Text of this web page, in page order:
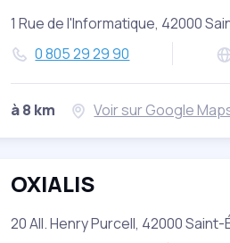
1 Rue de l'Informatique, 42000
0 805 29 29 90
à 8 km Voir sur Google
OXIALIS
20 All. Henry Purcell, 42000